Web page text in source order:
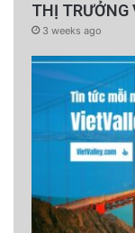
THỊ TRƯỞNG
3 weeks ago